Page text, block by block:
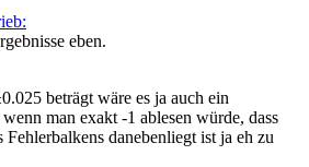
eben.
beträgt wäre es ja auch ein
man exakt -1 ablesen würde, dass
danebenliegt ist ja eh zu